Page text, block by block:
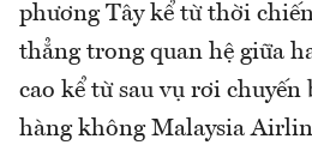
phương Tây kể từ thời
thẳng trong quan hệ giữa
cao kể từ sau vụ rơi chuyến
hàng không Malaysia